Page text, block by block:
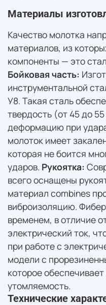
Материалы
Качество молотка
материалов, из
компоненты — это
Бойковая часть:
инструментальной
У8. Такая сталь
твердость (от 45 до
деформацию при
молоток имеет
которая не боится
ударов. Рукоятка:
всего оснащены
материал combines
виброизоляцию.
временем, в отличие
электрический ток,
при работе с
модели с
которое
утомляемость.
Технические